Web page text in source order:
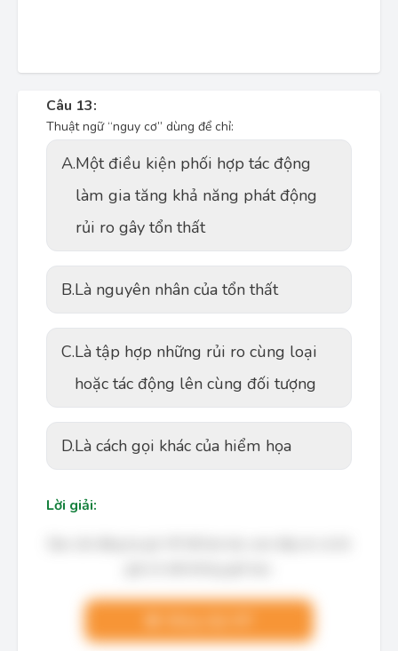
Câu 13:
Thuật ngữ “nguy cơ” dùng để chỉ:
A.Một điều kiện phối hợp tác động
làm gia tăng khả năng phát động
rủi ro gây tổn thất
B.Là nguyên nhân của tổn thất
C.Là tập hợp những rủi ro cùng loại
hoặc tác động lên cùng đối tượng
D.Là cách gọi khác của hiểm họa
Lời giải: